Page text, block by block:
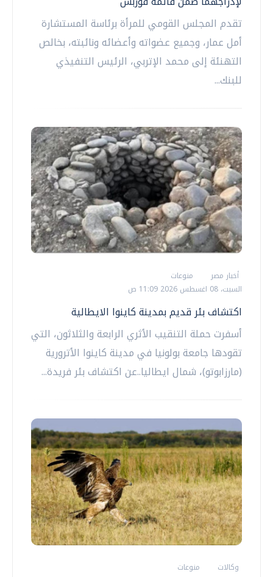
تقدم المجلس القومي للمرأة برئاسة المستشارة
أمل عمار، وجميع عضواته وأعضائه ونائبته، بخالص
التهنئة إلى محمد الإتربي، الرئيس التنفيذي
للبنك...
أخبار مصر
منوعات
السبت، 08 اغسطس 2026 11:09 ص
اكتشاف بئر قديم بمدينة كاينوا الايطالية
أسفرت حملة التنقيب الأثري الرابعة والثلاثون، التي
تقودها جامعة بولونيا في مدينة كاينوا الأترورية
(مارزابوتو)، شمال ايطاليا..عن اكتشاف بئر فريدة...
وكالات
منوعات